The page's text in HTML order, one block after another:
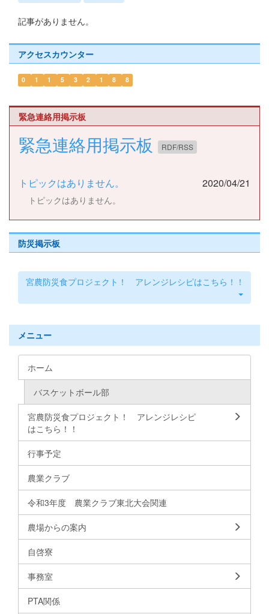
記事がありません。
アクセスカウンター
0 1 1 5 3 2 1 8 8
緊急連絡用掲示板
緊急連絡用掲示板 RDF/RSS
トピックはありません。 2020/04/21
トピックはありません。
防災掲示板
宮農防災食プロジェクト！ アレンジレシピはこちら！！
メニュー
ホーム
バスケットボール部
宮農防災食プロジェクト！ アレンジレシピ
はこちら！！
行事予定
農業クラブ
令和3年度 農業クラブ東北大会関連
農場からの案内
自啓寮
事務室
PTA関係